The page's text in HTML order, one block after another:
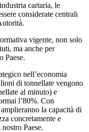
cartaria, le
considerate centrali
vigente, non solo
ma anche per
Paese.
nell’economia
di tonnellate vengono
al minuto) e
l’80%. Con
la capacità di
concretamente e
Paese.